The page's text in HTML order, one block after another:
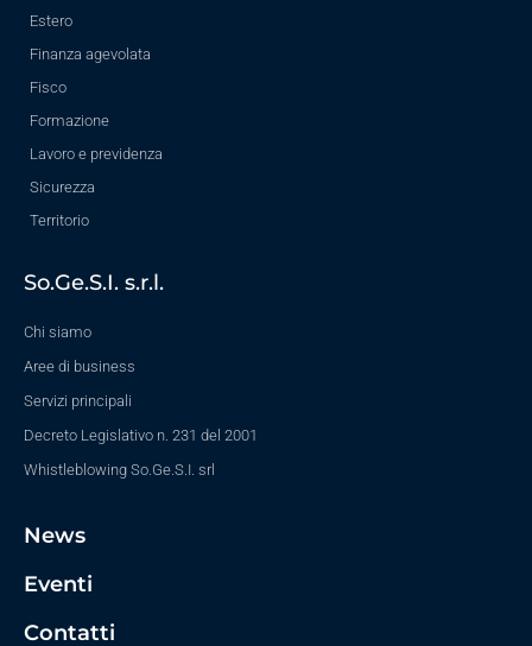
Estero
Finanza agevolata
Fisco
Formazione
Lavoro e previdenza
Sicurezza
Territorio
So.Ge.S.I. s.r.l.
Chi siamo
Aree di business
Servizi principali
Decreto Legislativo n. 231 del 2001
Whistleblowing So.Ge.S.I. srl
News
Eventi
Contatti